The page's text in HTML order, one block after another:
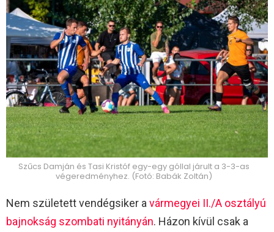
Szűcs Damján és Tasi Kristóf egy-egy góllal járult a 3-3-as
végeredményhez. (Fotó: Babák Zoltán)
Nem született vendégsiker a vármegyei II./A osztályú
bajnokság szombati nyitányán. Házon kívül csak a